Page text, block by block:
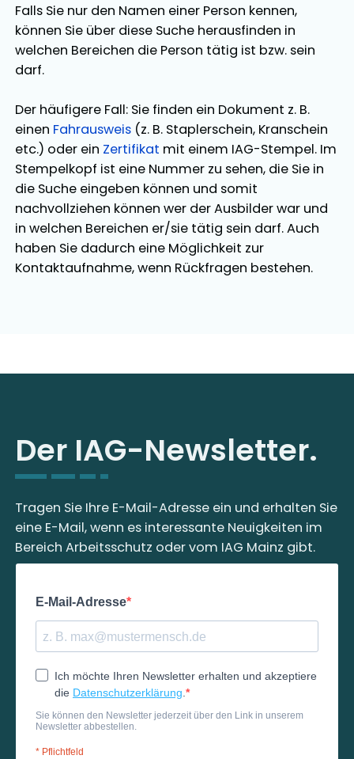
Falls Sie nur den Namen einer Person kennen,
können Sie über diese Suche herausfinden in
welchen Bereichen die Person tätig ist bzw. sein
darf.
Der häufigere Fall: Sie finden ein Dokument z. B.
einen Fahrausweis (z. B. Staplerschein, Kranschein
etc.) oder ein Zertifikat mit einem IAG-Stempel. Im
Stempelkopf ist eine Nummer zu sehen, die Sie in
die Suche eingeben können und somit
nachvollziehen können wer der Ausbilder war und
in welchen Bereichen er/sie tätig sein darf. Auch
haben Sie dadurch eine Möglichkeit zur
Kontaktaufnahme, wenn Rückfragen bestehen.
Der IAG-Newsletter.
Tragen Sie Ihre E-Mail-Adresse ein und erhalten Sie
eine E-Mail, wenn es interessante Neuigkeiten im
Bereich Arbeitsschutz oder vom IAG Mainz gibt.